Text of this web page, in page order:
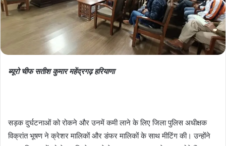
ब्यूरो चीफ सतीश कुमार महेंद्रगढ़ हरियाणा
सड़क दुर्घटनाओं को रोकने और उनमें कमी लाने के लिए जिला पुलिस अधीक्षक
विक्रांत भूषण ने क्रेशर मालिकों और डंफर मालिकों के साथ मीटिंग की। उन्होंने